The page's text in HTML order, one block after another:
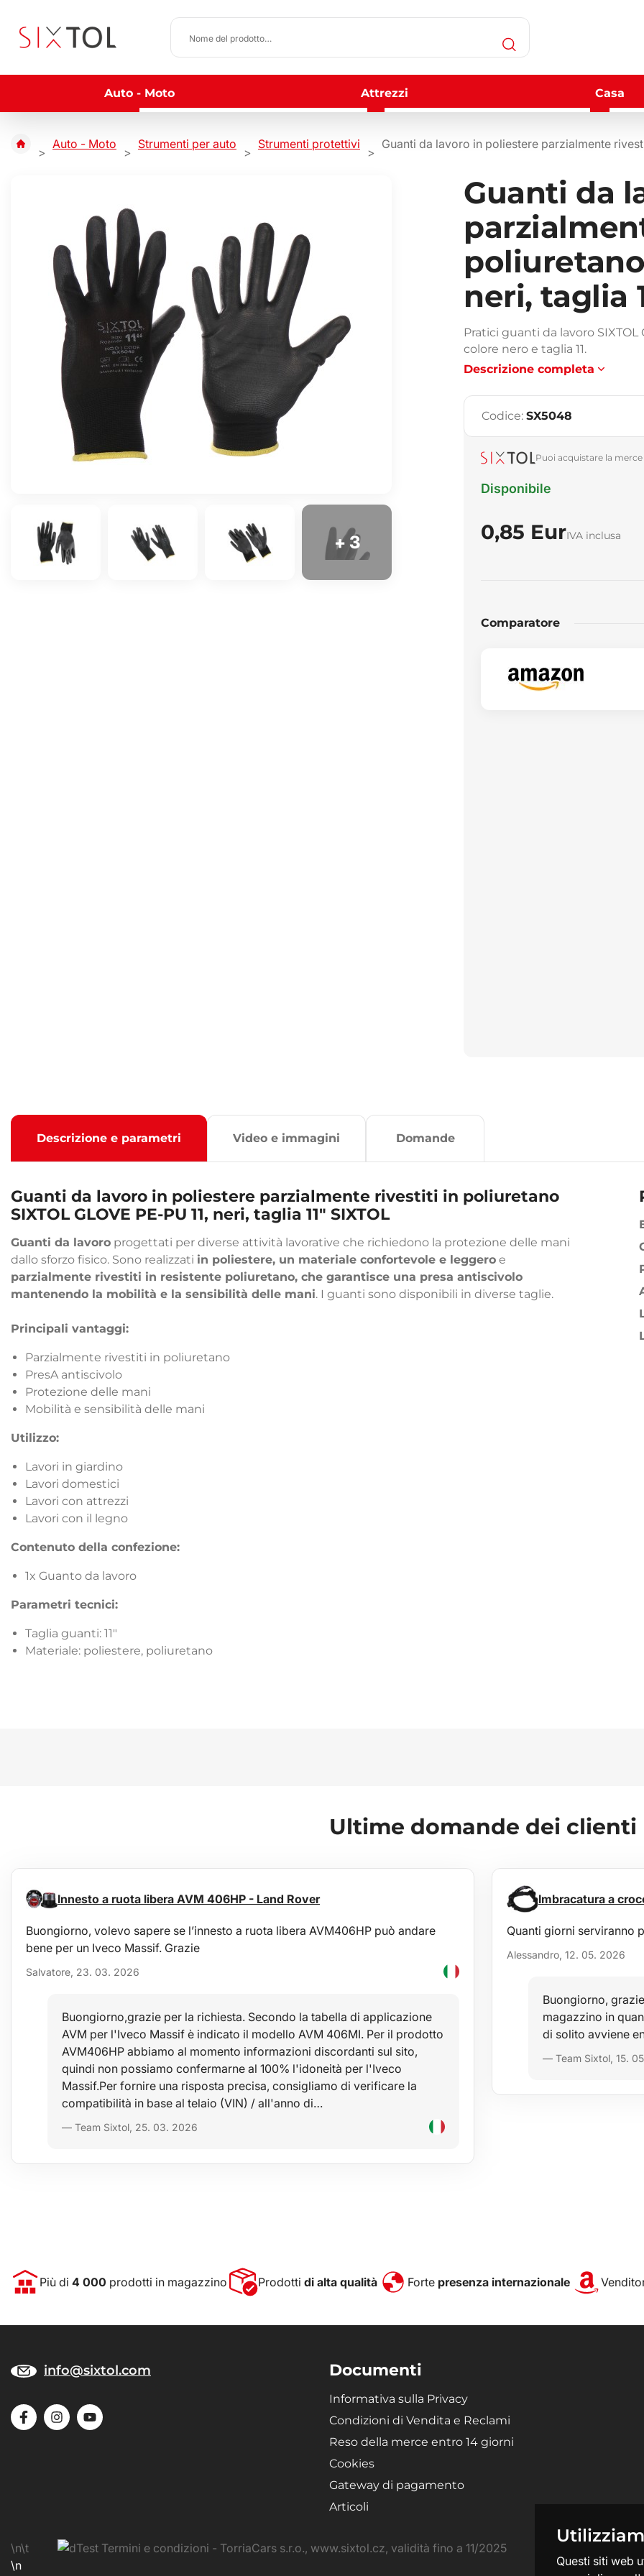
Auto - Moto Attrezzi Casa
Auto - Moto Strumenti per auto Strumenti protettivi Guanti da lavoro in poliestere parzialmente
Guanti da
poliuretano
neri, taglia
Pratici guanti da lavoro
colore nero e taglia 11.
Descrizione completa
+ 3
Codice: SX5048
Puoi acquistare la
Disponibile
0,85 EurIVA inclusa
Comparatore
Descrizione e parametri Video e immagini Domande
Guanti da lavoro in poliestere parzialmente rivestiti in poliuretano
SIXTOL GLOVE PE-PU 11, neri, taglia 11" SIXTOL
Guanti da lavoro progettati per diverse attività lavorative che richiedono la protezione delle mani
dallo sforzo fisico. Sono realizzati in poliestere, un materiale confortevole e leggero e
parzialmente rivestiti in resistente poliuretano, che garantisce una presa antiscivolo
mantenendo la mobilità e la sensibilità delle mani. I guanti sono disponibili in diverse taglie.
Principali vantaggi:
Parzialmente rivestiti in poliuretano
PresA antiscivolo
Protezione delle mani
Mobilità e sensibilità delle mani
Utilizzo:
Lavori in giardino
Lavori domestici
Lavori con attrezzi
Lavori con il legno
Contenuto della confezione:
1x Guanto da lavoro
Parametri tecnici:
Taglia guanti: 11"
Materiale: poliestere, poliuretano
Ultime domande dei clienti
Innesto a ruota libera AVM 406HP - Land Rover
Buongiorno, volevo sapere se l’innesto a ruota libera AVM406HP può andare
bene per un Iveco Massif. Grazie
Salvatore, 23. 03. 2026
Buongiorno,grazie per la richiesta. Secondo la tabella di applicazione
AVM per l'Iveco Massif è indicato il modello AVM 406MI. Per il prodotto
AVM406HP abbiamo al momento informazioni discordanti sul sito,
quindi non possiamo confermarne al 100% l'idoneità per l'Iveco
Massif.Per fornire una risposta precisa, consigliamo di verificare la
compatibilità in base al telaio (VIN) / all'anno di…
— Team Sixtol, 25. 03. 2026
Imbracatura a
Quanti giorni serviranno
Alessandro, 12. 05. 2026
Buongiorno,
magazzino in
di solito avviene
— Team Sixtol, 15.
Più di 4 000 prodotti in magazzino Prodotti di alta qualità Forte presenza internazionale
info@sixtol.com Documenti
Informativa sulla Privacy
Condizioni di Vendita e Reclami
Reso della merce entro 14 giorni
Cookies
Gateway di pagamento
Articoli
\n\t
\n
Questi siti web